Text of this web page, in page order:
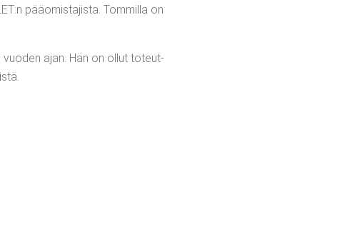
pää­omis­ta­jis­ta. Tom­mil­la on
ajan. Hän on ollut toteut­